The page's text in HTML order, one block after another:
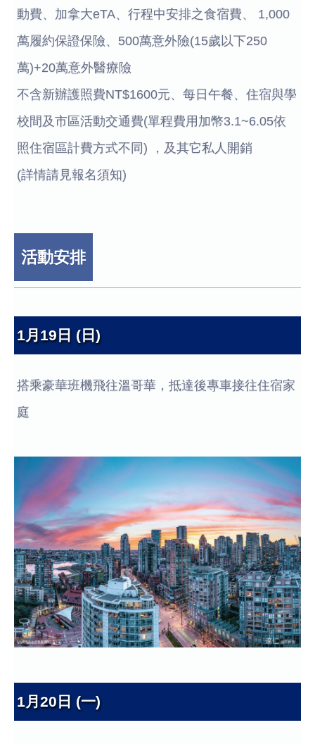
動費、加拿大eTA、行程中安排之食宿費、 1,000
萬履約保證保險、500萬意外險(15歲以下250
萬)+20萬意外醫療險
不含新辦護照費NT$1600元、每日午餐、住宿與學
校間及市區活動交通費(單程費用加幣3.1~6.05依
照住宿區計費方式不同) ，及其它私人開銷
(詳情請見報名須知)
活動安排
1月19日 (日)
搭乘豪華班機飛往溫哥華，抵達後專車接往住宿家
庭
1月20日 (一)